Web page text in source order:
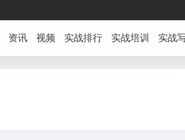
资讯 视频 实战排行 实战培训 实战